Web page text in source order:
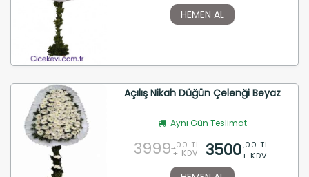
HEMEN AL
Açılış Nikah Düğün Çelenği Beyaz
Aynı Gün Teslimat
3999 ,00 TL
+ KDV 3500,00 TL
+ KDV